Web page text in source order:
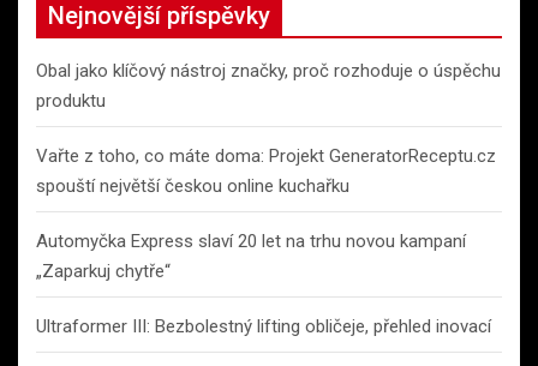
Nejnovější příspěvky
Obal jako klíčový nástroj značky, proč rozhoduje o úspěchu
produktu
Vařte z toho, co máte doma: Projekt GeneratorReceptu.cz
spouští největší českou online kuchařku
Automyčka Express slaví 20 let na trhu novou kampaní
„Zaparkuj chytře“
Ultraformer III: Bezbolestný lifting obličeje, přehled inovací